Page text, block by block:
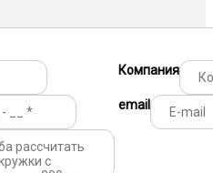
Компания
email